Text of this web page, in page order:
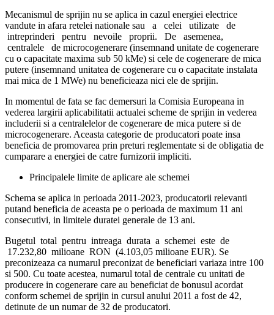
Mecanismul de sprijin nu se aplica in cazul energiei electrice
vandute in afara retelei nationale sau a celei utilizate de
intreprinderi pentru nevoile proprii. De asemenea,
centralele de microcogenerare (insemnand unitate de cogenerare
cu o capacitate maxima sub 50 kMe) si cele de cogenerare de mica
putere (insemnand unitatea de cogenerare cu o capacitate instalata
mai mica de 1 MWe) nu beneficieaza nici ele de sprijin.
In momentul de fata se fac demersuri la Comisia Europeana in
vederea largirii aplicabilitatii actualei scheme de sprijin in vederea
includerii si a centralelelor de cogenerare de mica putere si de
microcogenerare. Aceasta categorie de producatori poate insa
beneficia de promovarea prin preturi reglementate si de obligatia de
cumparare a energiei de catre furnizorii impliciti.
Principalele limite de aplicare ale schemei
Schema se aplica in perioada 2011-2023, producatorii relevanti
putand beneficia de aceasta pe o perioada de maximum 11 ani
consecutivi, in limitele duratei generale de 13 ani.
Bugetul total pentru intreaga durata a schemei este de
17.232,80 milioane RON (4.103,05 milioane EUR). Se
preconizeaza ca numarul preconizat de beneficiari variaza intre 100
si 500. Cu toate acestea, numarul total de centrale cu unitati de
producere in cogenerare care au beneficiat de bonusul acordat
conform schemei de sprijin in cursul anului 2011 a fost de 42,
detinute de un numar de 32 de producatori.